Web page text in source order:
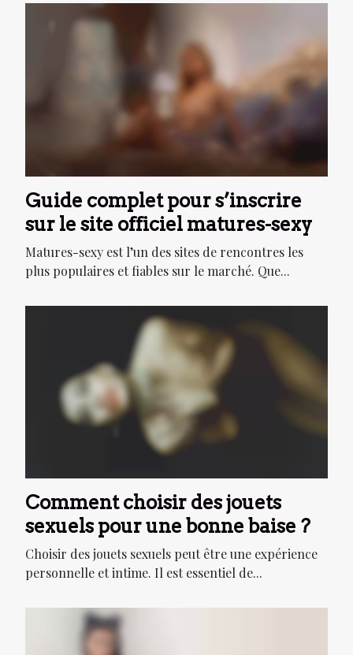
Guide complet pour s’inscrire
sur le site officiel matures-sexy
Matures-sexy est l’un des sites de rencontres les
plus populaires et fiables sur le marché. Que...
Comment choisir des jouets
sexuels pour une bonne baise ?
Choisir des jouets sexuels peut être une expérience
personnelle et intime. Il est essentiel de...